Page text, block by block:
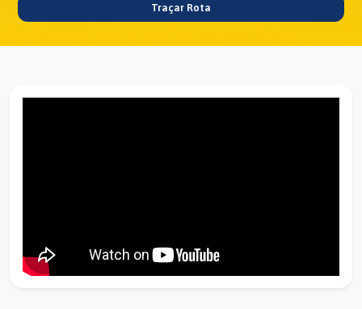
Traçar Rota